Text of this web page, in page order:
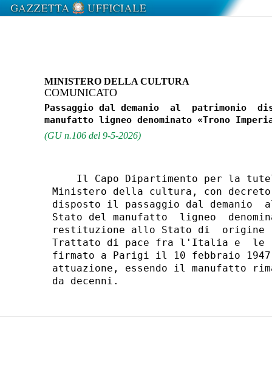
MINISTERO DELLA CULTURA
COMUNICATO
Passaggio dal demanio  al  patrimonio
(GU n.106 del 9-5-2026)
Il Capo Dipartimento per la
Ministero della cultura, con
disposto il passaggio dal
Stato del manufatto  ligneo
restituzione allo Stato di
Trattato di pace fra l'Italia e  le
firmato a Parigi il 10 febbraio
attuazione, essendo il manufatto